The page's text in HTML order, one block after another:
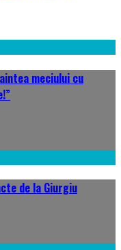
meciului cu
de la Giurgiu